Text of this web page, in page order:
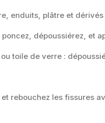
enduits, plâtre et
dépoussiérez, et
toile de verre :
rebouchez les fissures